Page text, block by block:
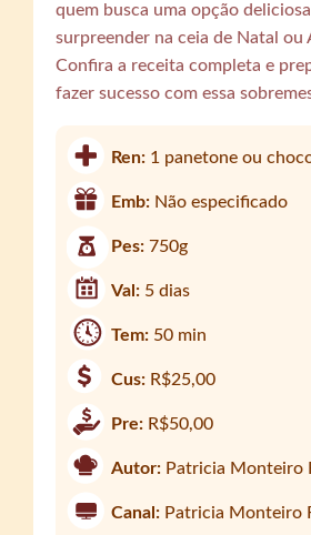
quem busca uma opção
surpreender na ceia de Natal ou
Confira a receita completa e
fazer sucesso com essa
Ren: 1 panetone ou
Emb: Não especificado
Pes:750g
Val: 5 dias
Tem: 50 min
Cus: R$25,00
Pre: R$50,00
Autor: Patricia Monteiro
Canal: Patricia Monteiro